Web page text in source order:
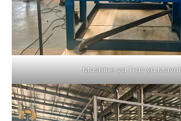
Mashine ya Tray ya Mayai